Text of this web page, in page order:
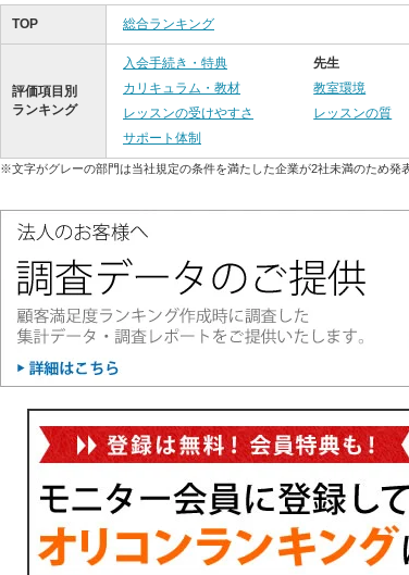
TOP 総合ランキング
評価項目別
ランキング
入会手続き・特典 先生
カリキュラム・教材
教室環境
レッスンの受けやすさ
レッスンの質
サポート体制
※文字がグレーの部門は当社規定の条件を満たした企業が2社未満のため発